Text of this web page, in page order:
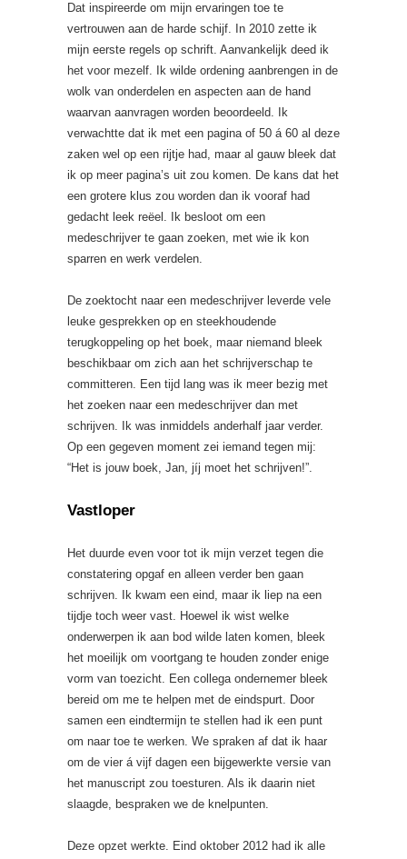
Dat inspireerde om mijn ervaringen toe te
vertrouwen aan de harde schijf. In 2010 zette ik
mijn eerste regels op schrift. Aanvankelijk deed ik
het voor mezelf. Ik wilde ordening aanbrengen in de
wolk van onderdelen en aspecten aan de hand
waarvan aanvragen worden beoordeeld. Ik
verwachtte dat ik met een pagina of 50 á 60 al deze
zaken wel op een rijtje had, maar al gauw bleek dat
ik op meer pagina’s uit zou komen. De kans dat het
een grotere klus zou worden dan ik vooraf had
gedacht leek reëel. Ik besloot om een
medeschrijver te gaan zoeken, met wie ik kon
sparren en werk verdelen.
De zoektocht naar een medeschrijver leverde vele
leuke gesprekken op en steekhoudende
terugkoppeling op het boek, maar niemand bleek
beschikbaar om zich aan het schrijverschap te
committeren. Een tijd lang was ik meer bezig met
het zoeken naar een medeschrijver dan met
schrijven. Ik was inmiddels anderhalf jaar verder.
Op een gegeven moment zei iemand tegen mij:
“Het is jouw boek, Jan, jíj moet het schrijven!”.
Vastloper
Het duurde even voor tot ik mijn verzet tegen die
constatering opgaf en alleen verder ben gaan
schrijven. Ik kwam een eind, maar ik liep na een
tijdje toch weer vast. Hoewel ik wist welke
onderwerpen ik aan bod wilde laten komen, bleek
het moeilijk om voortgang te houden zonder enige
vorm van toezicht. Een collega ondernemer bleek
bereid om me te helpen met de eindspurt. Door
samen een eindtermijn te stellen had ik een punt
om naar toe te werken. We spraken af dat ik haar
om de vier á vijf dagen een bijgewerkte versie van
het manuscript zou toesturen. Als ik daarin niet
slaagde, bespraken we de knelpunten.
Deze opzet werkte. Eind oktober 2012 had ik alle